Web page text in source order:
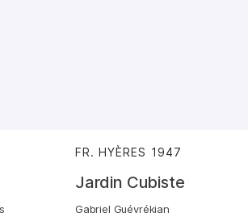
FR. HYÈRES 1947
Jardin Cubiste
Gabriel Guévrékian